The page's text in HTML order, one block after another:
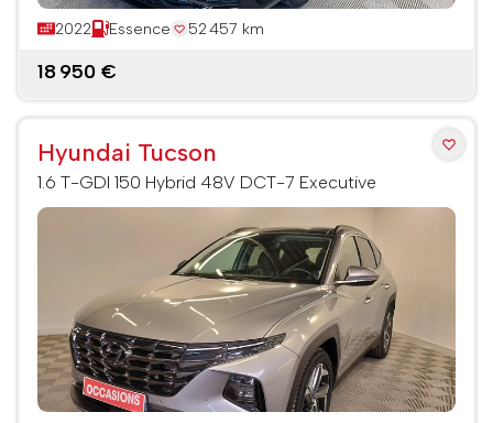
2022 Essence 52 457 km
18 950 €
Hyundai Tucson
1.6 T-GDI 150 Hybrid 48V DCT-7 Executive